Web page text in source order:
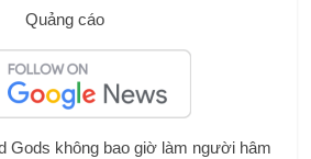
Quảng cáo
Gods không bao giờ làm người hâm